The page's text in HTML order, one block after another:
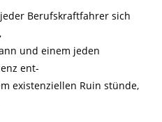
Berufskraftfahrer sich
und einem jeden
ent-
existenziellen Ruin stünde,